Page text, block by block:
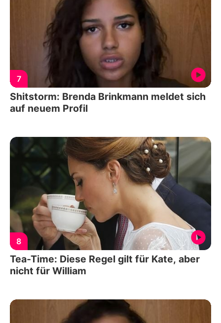
7
Shitstorm: Brenda Brinkmann meldet sich
auf neuem Profil
8
Tea-Time: Diese Regel gilt für Kate, aber
nicht für William